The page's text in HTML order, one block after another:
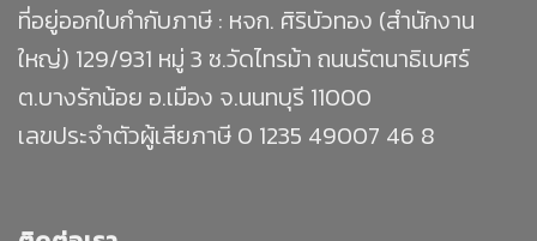
ที่อยู่ออกใบกำกับภาษี : หจก. ศิริบัวทอง (สำนักงาน
ใหญ่) 129/931 หมู่ 3 ซ.วัดไทรม้า ถนนรัตนาธิเบศร์
ต.บางรักน้อย อ.เมือง จ.นนทบุรี 11000
เลขประจำตัวผู้เสียภาษี 0 1235 49007 46 8